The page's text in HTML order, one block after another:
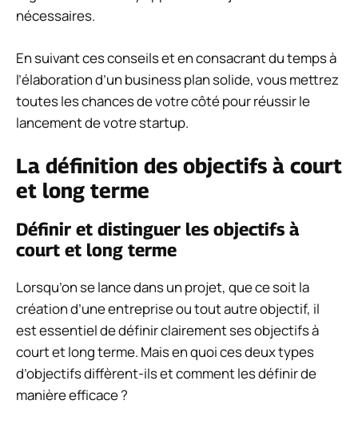
nécessaires.
En suivant ces conseils et en consacrant du temps à
l’élaboration d’un business plan solide, vous mettrez
toutes les chances de votre côté pour réussir le
lancement de votre startup.
La définition des objectifs à court
et long terme
Définir et distinguer les objectifs à
court et long terme
Lorsqu’on se lance dans un projet, que ce soit la
création d’une entreprise ou tout autre objectif, il
est essentiel de définir clairement ses objectifs à
court et long terme. Mais en quoi ces deux types
d’objectifs diffèrent-ils et comment les définir de
manière efficace ?